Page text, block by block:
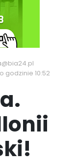
godzinie 10:52